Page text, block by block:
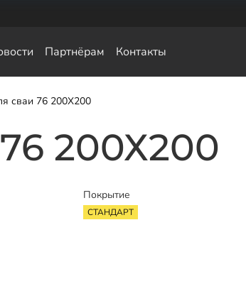
Партнёрам Контакты
сваи 76 200Х200
200Х200
Покрытие
СТАНДАРТ